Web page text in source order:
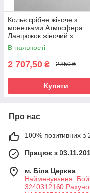
Кольє срібне жіноче з
монетками Атмосфера
Ланцюжок жіночий з
кулонами / підвісками -
кружочками
В наявності
2 707,50 ₴ 2 850 ₴
Купити
Про нас
100% позитивних з
Працює з
м. Біла Церква
Найменування:
3240312160